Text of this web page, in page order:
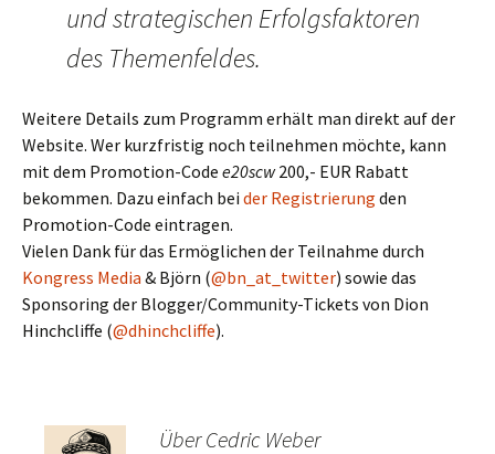
und strategischen Erfolgsfaktoren
des Themenfeldes.
Weitere Details zum Programm erhält man direkt auf der
Website. Wer kurzfristig noch teilnehmen möchte, kann
mit dem Promotion-Code e20scw200,- EUR Rabatt
bekommen. Dazu einfach bei der Registrierung den
Promotion-Code eintragen.
Vielen Dank für das Ermöglichen der Teilnahme durch
Kongress Media & Björn (@bn_at_twitter) sowie das
Sponsoring der Blogger/Community-Tickets von Dion
Hinchcliffe (@dhinchcliffe).
Über Cedric Weber